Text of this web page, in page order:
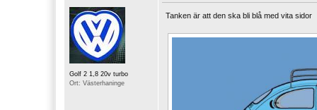
Golf 2 1,8 20v turbo
Ort: Västerhaninge
Tanken är att den ska bli blå med vita sidor